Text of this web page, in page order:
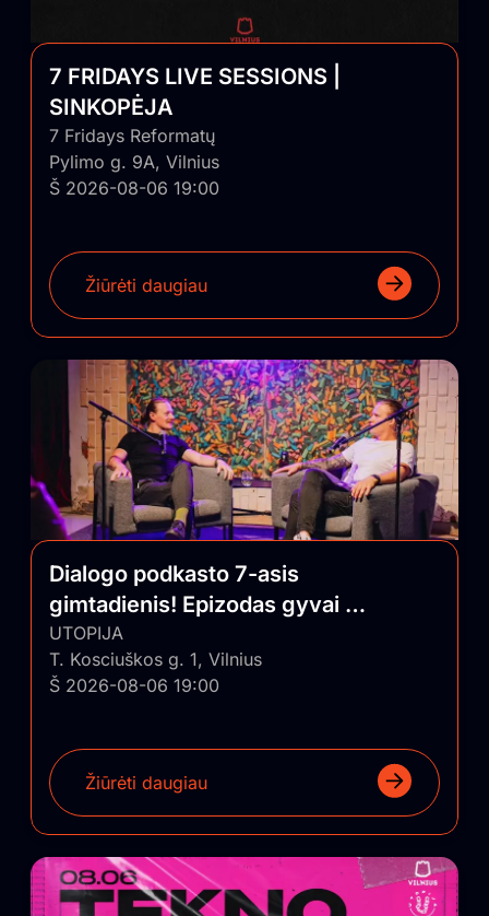
7 FRIDAYS LIVE SESSIONS |
SINKOPĖJA
7 Fridays Reformatų
Pylimo g. 9A, Vilnius
Š 2026-08-06 19:00
Žiūrėti daugiau
Dialogo podkasto 7-asis
gimtadienis! Epizodas gyvai su
auditorija
UTOPIJA
T. Kosciuškos g. 1, Vilnius
Š 2026-08-06 19:00
Žiūrėti daugiau